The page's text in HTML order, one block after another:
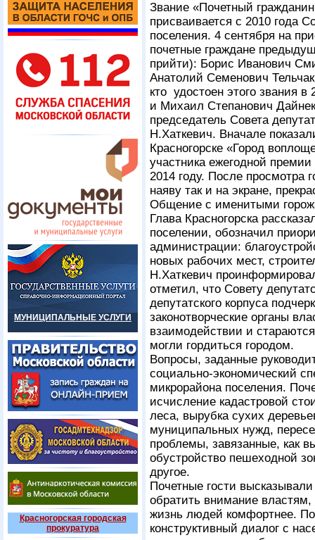
МУНИЦИПАЛЬНЫЕ УСЛУГИ
Красногорская городская
прокуратура
Звание «Почетный гражданин
присваивается с 2010 года
поселения. 4 сентября на
почетные граждане
прийти): Борис Иванович
Анатолий Семенович
кто удостоен этого звания
и Михаил Степанович
председатель Совета
Н.Хаткевич. Вначале
Красногорске «Город
участника ежегодной
2014 году. После просмотра
наяву так и на экране,
Общение с именитыми
Глава Красногорска
поселении, обозначил
администрации:
новых рабочих мест,
Н.Хаткевич
отметил, что Совету
депутатского корпуса
законотворческие органы
взаимодействии и
могли гордиться городом.
Вопросы, заданные
социально-экономический
микрорайона поселения.
исчисление кадастровой
леса, вырубка сухих
муниципальных нужд,
проблемы, завязанные, как
обустройство пешеходной
другое.
Почетные гости
обратить внимание властям,
жизнь людей комфортнее.
конструктивный диалог с